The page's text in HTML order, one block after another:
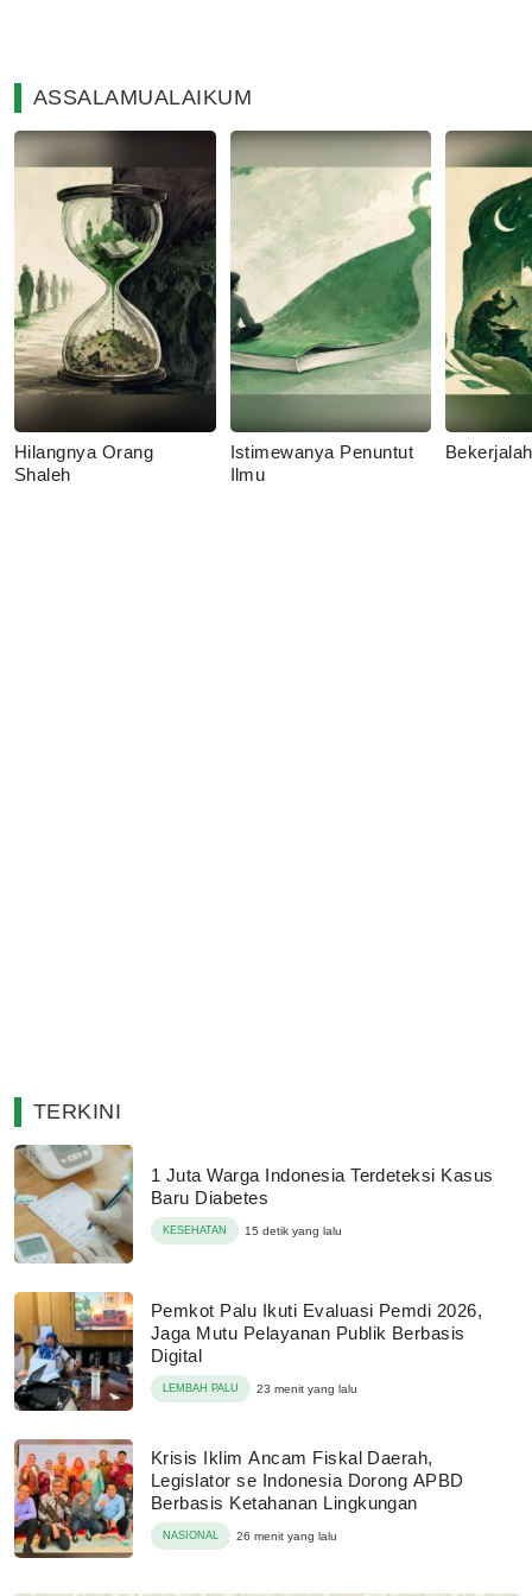
ASSALAMUALAIKUM
Hilangnya Orang
Shaleh
Istimewanya Penuntut
Ilmu
Bekerjalah
TERKINI
1 Juta Warga Indonesia Terdeteksi Kasus
Baru Diabetes
KESEHATAN 15 detik yang lalu
Pemkot Palu Ikuti Evaluasi Pemdi 2026,
Jaga Mutu Pelayanan Publik Berbasis
Digital
LEMBAH PALU 23 menit yang lalu
Krisis Iklim Ancam Fiskal Daerah,
Legislator se Indonesia Dorong APBD
Berbasis Ketahanan Lingkungan
NASIONAL 26 menit yang lalu